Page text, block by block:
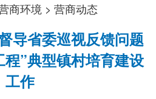
商环境 >营商动态
导省委巡视反馈问题
”典型镇村培育建设
工作